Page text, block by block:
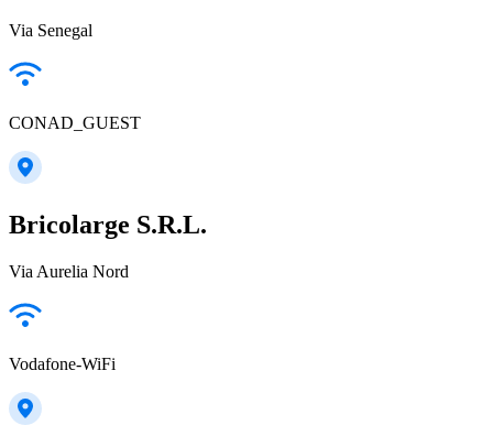
Via Senegal
CONAD_GUEST
Bricolarge S.R.L.
Via Aurelia Nord
Vodafone-WiFi